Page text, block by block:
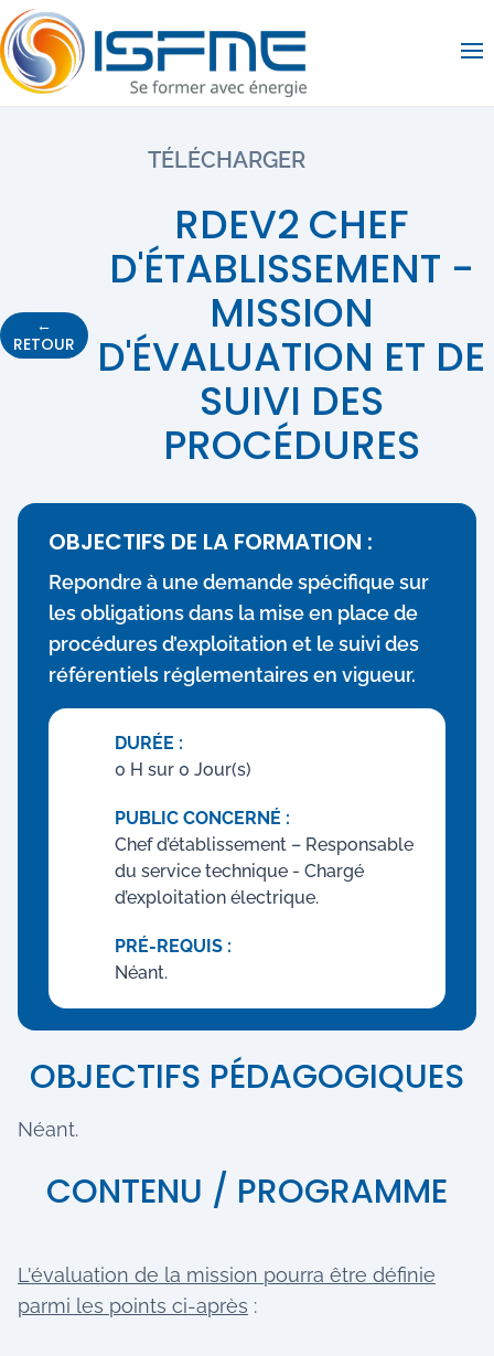
TÉLÉCHARGER
←
RETOUR
RDEV2 CHEF
D'ÉTABLISSEMENT -
MISSION
D'ÉVALUATION ET DE
SUIVI DES
PROCÉDURES
OBJECTIFS DE LA FORMATION :
Repondre à une demande spécifique sur
les obligations dans la mise en place de
procédures d’exploitation et le suivi des
référentiels réglementaires en vigueur.
DURÉE :
0 H sur 0 Jour(s)
PUBLIC CONCERNÉ :
Chef d’établissement – Responsable
du service technique - Chargé
d’exploitation électrique.
PRÉ-REQUIS :
Néant.
OBJECTIFS PÉDAGOGIQUES
Néant.
CONTENU / PROGRAMME
L'évaluation de la mission pourra être définie
parmi les points ci-après :